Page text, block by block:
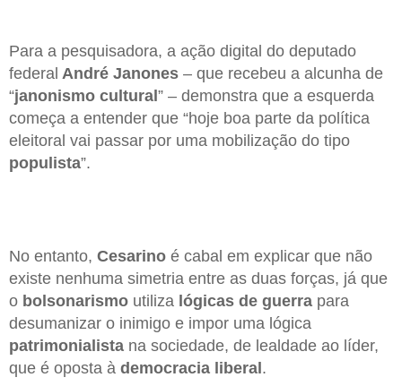
Para a pesquisadora, a ação digital do deputado
federal André Janones – que recebeu a alcunha de
“janonismo cultural ” – demonstra que a esquerda
começa a entender que “hoje boa parte da política
eleitoral vai passar por uma mobilização do tipo
populista”.
No entanto, Cesarino é cabal em explicar que não
existe nenhuma simetria entre as duas forças, já que
o bolsonarismo utiliza lógicas de guerra para
desumanizar o inimigo e impor uma lógica
patrimonialista na sociedade, de lealdade ao líder,
que é oposta à democracia liberal.